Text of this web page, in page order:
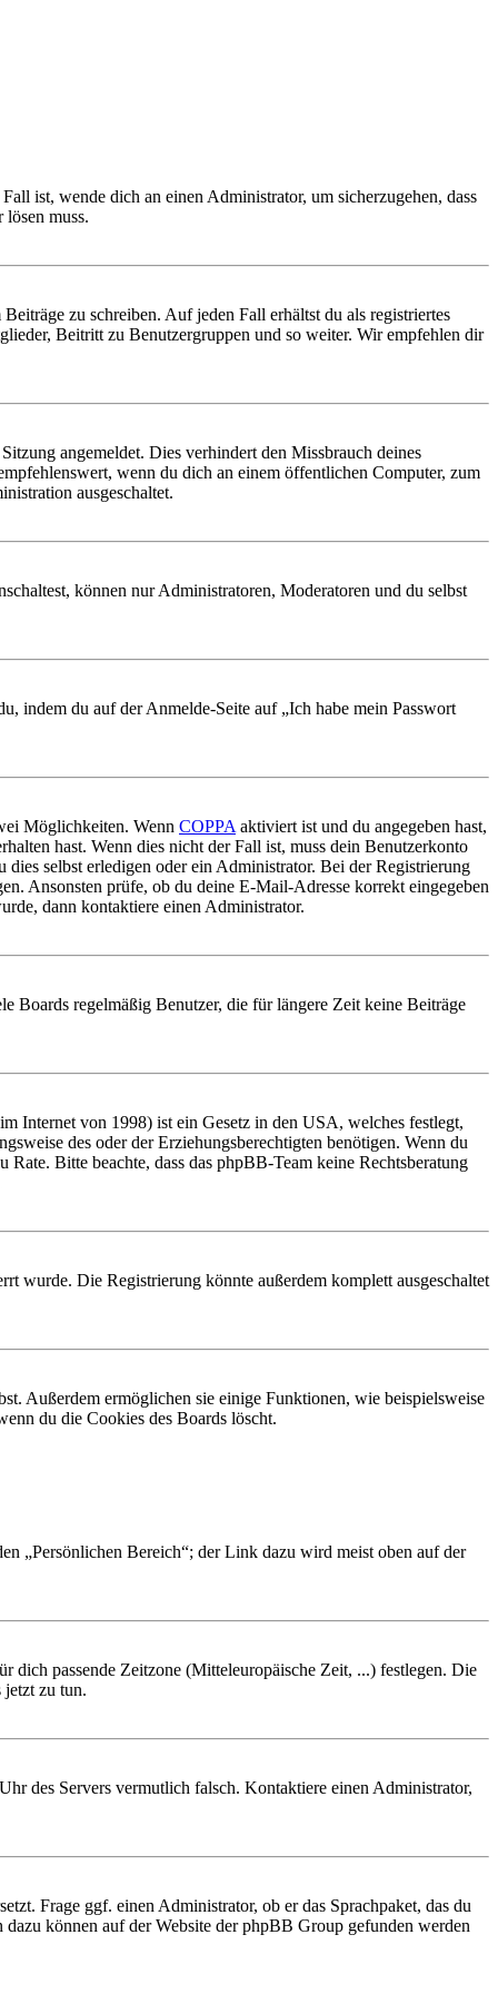
ist, wende dich an einen Administrator, um sicherzugehen, dass
muss.
zu schreiben. Auf jeden Fall erhältst du als registriertes
Beitritt zu Benutzergruppen und so weiter. Wir empfehlen dir
angemeldet. Dies verhindert den Missbrauch deines
wenn du dich an einem öffentlichen Computer, zum
ausgeschaltet.
können nur Administratoren, Moderatoren und du selbst
indem du auf der Anmelde-Seite auf „Ich habe mein Passwort
Möglichkeiten. Wenn COPPA aktiviert ist und du angegeben hast,
hast. Wenn dies nicht der Fall ist, muss dein Benutzerkonto
selbst erledigen oder ein Administrator. Bei der Registrierung
Ansonsten prüfe, ob du deine E-Mail-Adresse korrekt eingegeben
dann kontaktiere einen Administrator.
Boards regelmäßig Benutzer, die für längere Zeit keine Beiträge
Internet von 1998) ist ein Gesetz in den USA, welches festlegt,
des oder der Erziehungsberechtigten benötigen. Wenn du
Bitte beachte, dass das phpBB-Team keine Rechtsberatung
wurde. Die Registrierung könnte außerdem komplett ausgeschaltet
Außerdem ermöglichen sie einige Funktionen, wie beispielsweise
du die Cookies des Boards löscht.
„Persönlichen Bereich“; der Link dazu wird meist oben auf der
dich passende Zeitzone (Mitteleuropäische Zeit, ...) festlegen. Die
jetzt zu tun.
des Servers vermutlich falsch. Kontaktiere einen Administrator,
Frage ggf. einen Administrator, ob er das Sprachpaket, das du
können auf der Website der phpBB Group gefunden werden